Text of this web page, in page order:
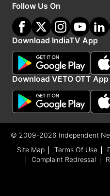
साल अब तक सिर्फ 3.59
सेंसेक्स ने इस साल अब तक
Follow Us On
Download IndiaTV App
Download VETO OTT App
© 2009-2026 Independent
Site Map
Terms Of Use
Complaint Redressal